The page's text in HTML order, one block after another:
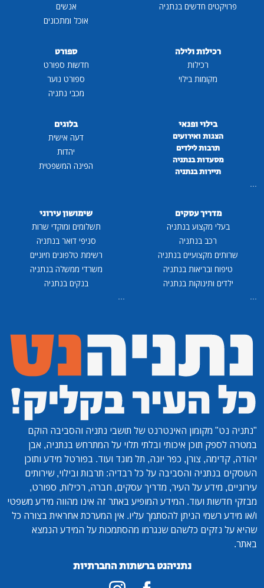
פרויקטים חדשים בנתניה
אנשים
אוכל ומתכונים
רכילות ולילה
רכילות
מקומות בילוי
ספורט
חדשות ספורט
ספורט נוער
מכבי נתניה
בילוי ופנאי
הצגות ואירועים
תרבות לילדים
מסעדות בנתניה
תיירות בנתניה
...
בלוגים
דעה אישית
יהדות
הפינה המשפטית
מדריך עסקים
בעלי מקצוע בנתניה
רכב בנתניה
שרותים מקצועיים בנתניה
טיפוח ובריאות בנתניה
ילדים ותינוקות בנתניה
...
שימושון עירוני
תשלומים ומוקדי שרות
סניפי דואר בנתניה
רשימת טלפונים חיוניים
משרדי ממשלה בנתניה
בנקים בנתניה
...
"נתניה נט" מקומון האינטרנט של תושבי נתניה והסביבה הוקם
במטרה לספק תוכן איכותי ובלתי תלוי על המתרחש בנתניה, אבן
יהודה, קדימה, צורן, כפר יונה, תל מונד ועוד. בפורטל מידע ותוכן
העוסקים בנתניה והסביבה על כל רבדיה: תרבות ובילוי, שירותים
עירוניים, מידע על העיר, מדריך עסקים, חברה, רכילות, ספורט,
מבזקי חדשות ועוד. המידע המופיע באתר זה אינו מהווה מידע משפטי
ו/או מידע רשמי הניתן להסתמך עליו. אין המערכת אחראית בצורה כל
שהיא על נזקים כלשהם שנגרמו מהסתמכות על המידע הנמצא
באתר.
נתניהנט ברשתות החברתיות